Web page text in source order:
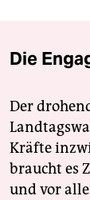
Die
Der
Kräfte
braucht es
und vor